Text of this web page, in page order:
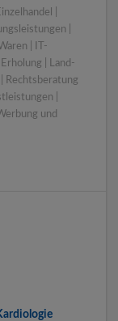
|
|
| IT-
| Land-
Rechtsberatung
|
und